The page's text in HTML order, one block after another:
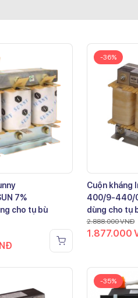
7%
cho tụ bù
-36%
Cuộn kháng
400/9-440/
dùng cho tụ
2.888.000VNĐ
1.877.000
-35%